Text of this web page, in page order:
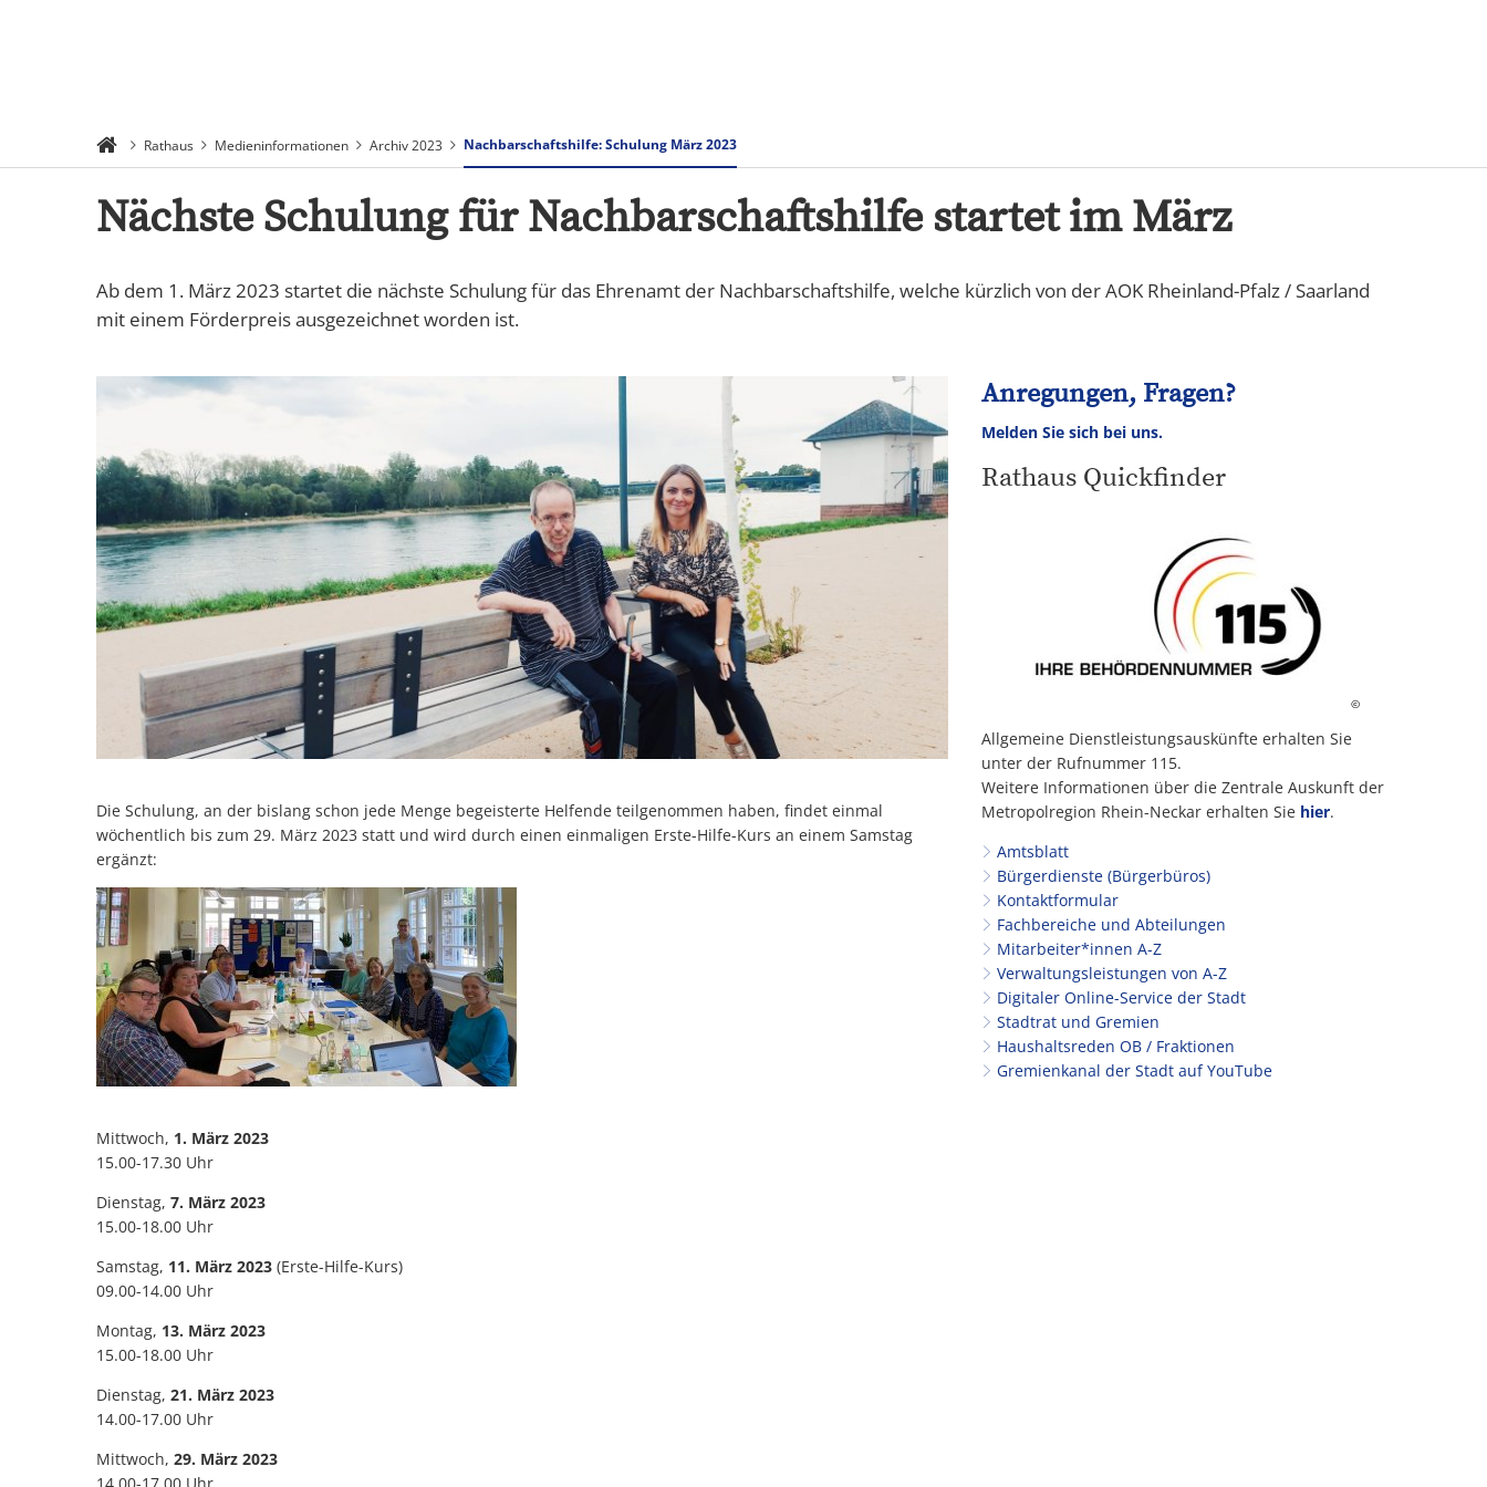
Rathaus Medieninformationen Archiv 2023 Nachbarschaftshilfe: Schulung März 2023
Nächste Schulung für Nachbarschaftshilfe startet im März
Ab dem 1. März 2023 startet die nächste Schulung für das Ehrenamt der Nachbarschaftshilfe, welche kürzlich von der AOK Rheinland-Pfalz / Saarland
mit einem Förderpreis ausgezeichnet worden ist.
Die Schulung, an der bislang schon jede Menge begeisterte Helfende teilgenommen haben, findet einmal
wöchentlich bis zum 29. März 2023 statt und wird durch einen einmaligen Erste-Hilfe-Kurs an einem Samstag
ergänzt:
Mittwoch, 1. März 2023
15.00-17.30 Uhr
Dienstag, 7. März 2023
15.00-18.00 Uhr
Samstag, 11. März 2023 (Erste-Hilfe-Kurs)
09.00-14.00 Uhr
Montag, 13. März 2023
15.00-18.00 Uhr
Dienstag, 21. März 2023
14.00-17.00 Uhr
Mittwoch, 29. März 2023
Anregungen, Fragen?
Melden Sie sich bei uns.
Rathaus Quickfinder
©
Allgemeine Dienstleistungsauskünfte erhalten Sie
unter der Rufnummer 115.
Weitere Informationen über die Zentrale Auskunft der
Metropolregion Rhein-Neckar erhalten Sie hier.
Amtsblatt
Bürgerdienste (Bürgerbüros)
Kontaktformular
Fachbereiche und Abteilungen
Mitarbeiter*innen A-Z
Verwaltungsleistungen von A-Z
Digitaler Online-Service der Stadt
Stadtrat und Gremien
Haushaltsreden OB / Fraktionen
Gremienkanal der Stadt auf YouTube